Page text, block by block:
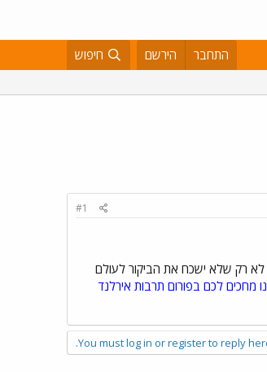
התחבר הירשם חיפוש
#1
לא רק שלא ישכח את הביקור לעולם
מחכים לכם בפורום תרבות אירלנד
You must log in or register to reply